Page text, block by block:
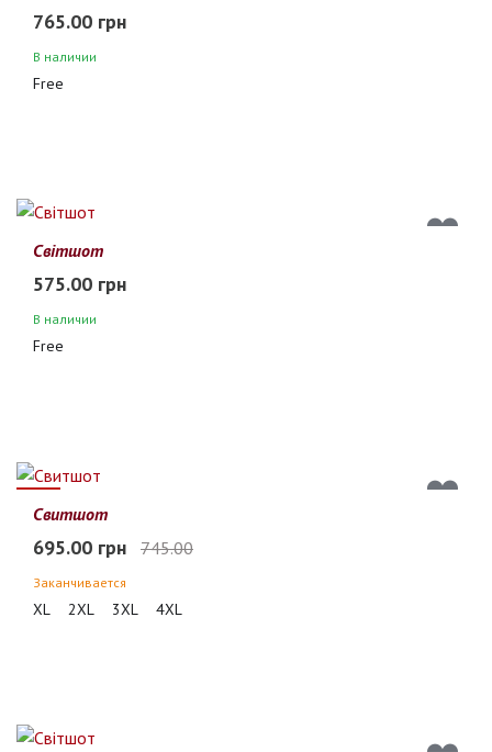
765.00 грн
В наличии
Free
Світшот
575.00 грн
В наличии
Free
7%
Свитшот
695.00 грн 745.00
Заканчивается
XL 2XL 3XL 4XL